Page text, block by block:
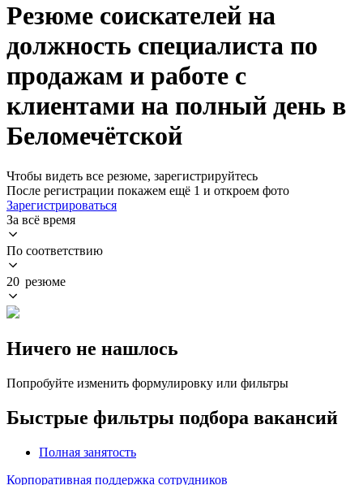
Резюме соискателей на
должность специалиста по
продажам и работе с
клиентами на полный день в
Беломечётской
Чтобы видеть все резюме, зарегистрируйтесь
После регистрации покажем ещё 1 и откроем фото
Зарегистрироваться
За всё время
По соответствию
20 резюме
Ничего не нашлось
Попробуйте изменить формулировку или фильтры
Быстрые фильтры подбора вакансий
Полная занятость
Корпоративная поддержка сотрудников